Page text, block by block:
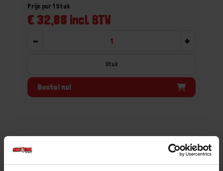
€ 32,88 incl. BTW
Prijs per 1 Stuk
- +
Stuk
Bestel nu!